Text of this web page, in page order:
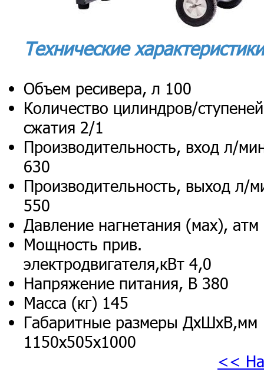
Технические
Объем ресивера, л 100
Количество цилиндров/ступеней
сжатия 2/1
Производительность, вход л/
630
Производительность, выход л/
550
Давление нагнетания (мах), атм
Мощность прив.
электродвигателя,кВт 4,0
Напряжение питания, В 380
Масса (кг) 145
Габаритные размеры ДхШхВ,мм
1150х505х1000
<<